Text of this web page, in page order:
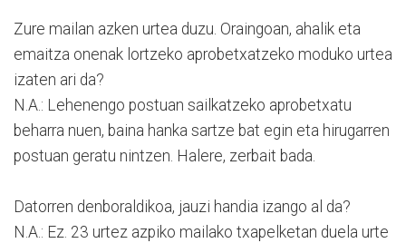
Zure mailan azken urtea duzu. Oraingoan, ahalik eta
emaitza onenak lortzeko aprobetxatzeko moduko urtea
izaten ari da?
N.A.: Lehenengo postuan sailkatzeko aprobetxatu
beharra nuen, baina hanka sartze bat egin eta hirugarren
postuan geratu nintzen. Halere, zerbait bada.
Datorren denboraldikoa, jauzi handia izango al da?
N.A.: Ez. 23 urtez azpiko mailako txapelketan duela urte